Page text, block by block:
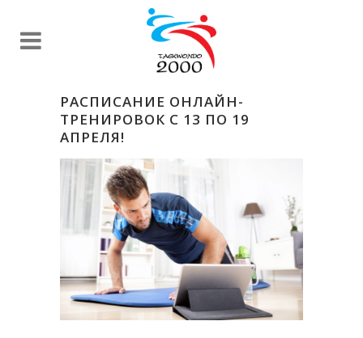
РАСПИСАНИЕ ОНЛАЙН-
ТРЕНИРОВОК С 13 ПО 19
АПРЕЛЯ!